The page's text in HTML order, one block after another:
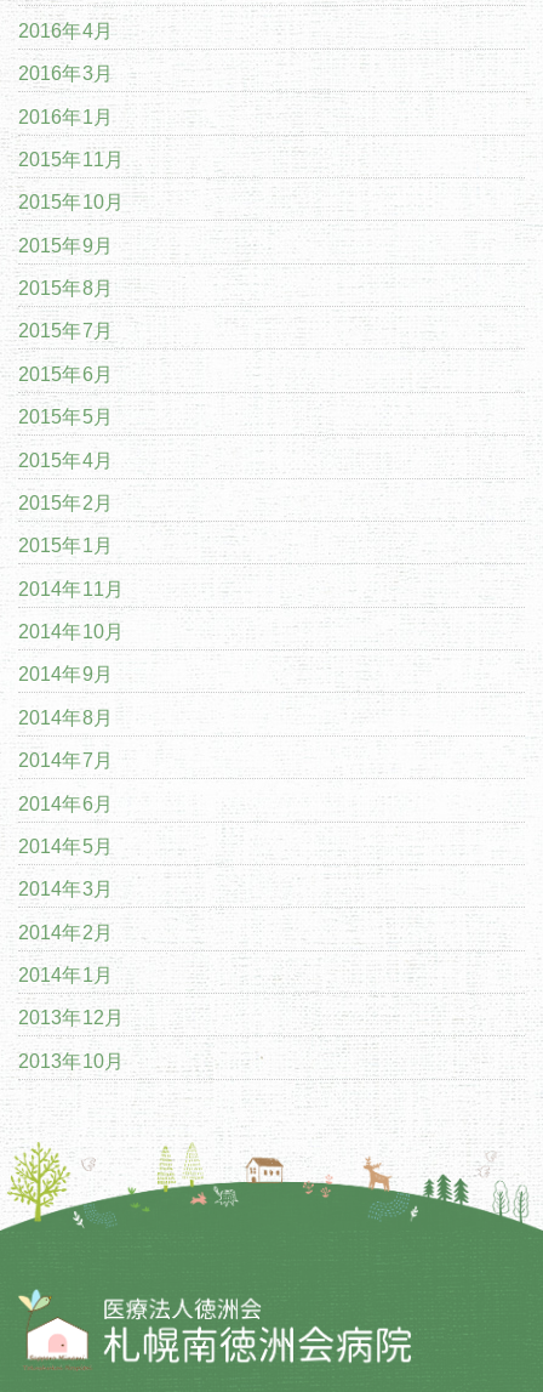
2016年4月
2016年3月
2016年1月
2015年11月
2015年10月
2015年9月
2015年8月
2015年7月
2015年6月
2015年5月
2015年4月
2015年2月
2015年1月
2014年11月
2014年10月
2014年9月
2014年8月
2014年7月
2014年6月
2014年5月
2014年3月
2014年2月
2014年1月
2013年12月
2013年10月